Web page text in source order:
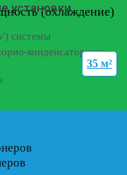
установки
системы
конденсаторные
(охлаждение)
35 м²